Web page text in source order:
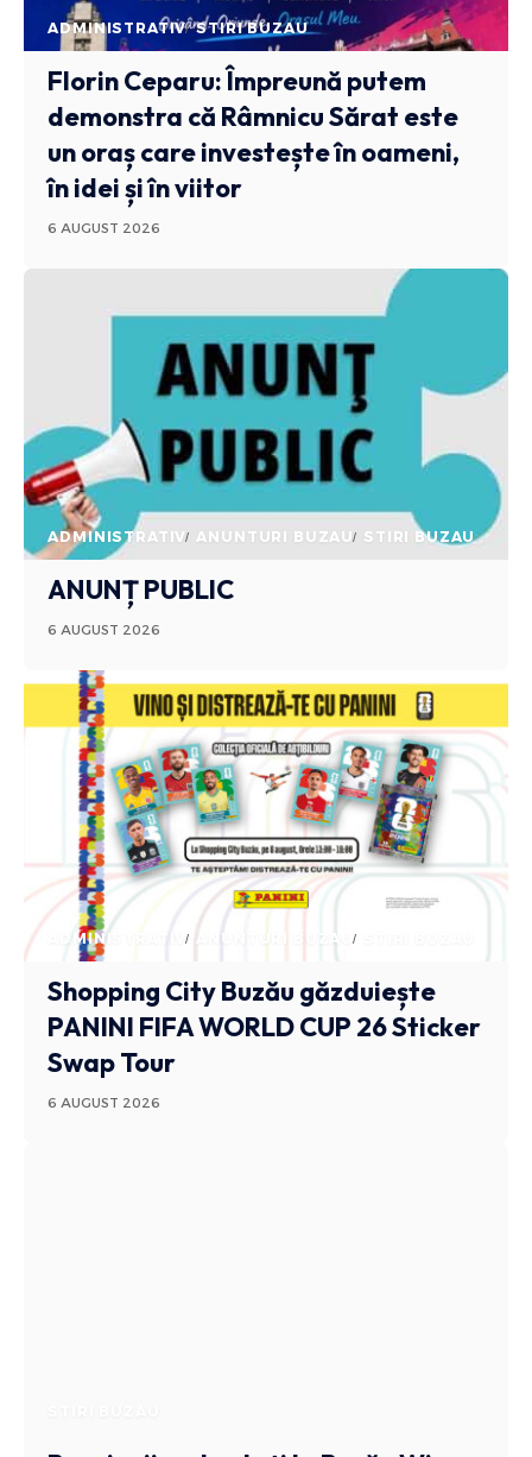
ADMINISTRATIV STIRI BUZAU
Florin Ceparu: Împreună putem
demonstra că Râmnicu Sărat este
un oraș care investește în oameni,
în idei și în viitor
6 AUGUST 2026
ADMINISTRATIV ANUNTURI BUZAU STIRI BUZAU
ANUNȚ PUBLIC
6 AUGUST 2026
ADMINISTRATIV ANUNTURI BUZAU
Shopping City Buzău găzduiește
PANINI FIFA WORLD CUP 26 Sticker
Swap Tour
6 AUGUST 2026